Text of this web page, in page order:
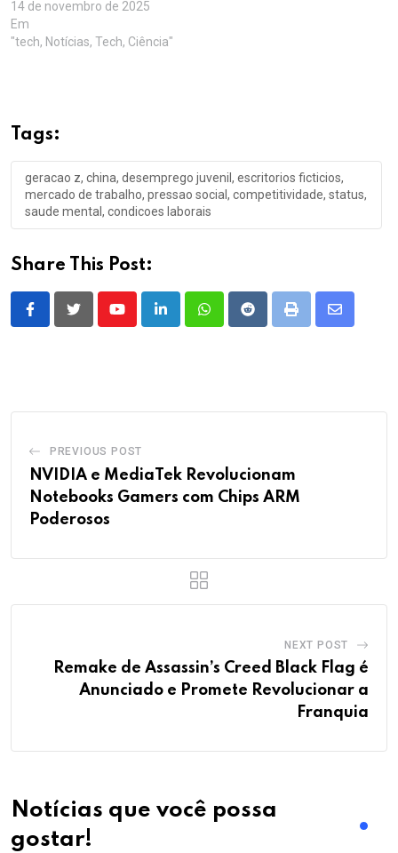
14 de novembro de 2025
Em
"tech, Notícias, Tech, Ciência"
Tags:
geracao z, china, desemprego juvenil, escritorios ficticios,
mercado de trabalho, pressao social, competitividade, status,
saude mental, condicoes laborais
Share This Post:
YoutubeLinkedInWhatsappRedditPrint
Share
PREVIOUS POST
NVIDIA e MediaTek Revolucionam
Notebooks Gamers com Chips ARM
Poderosos
NEXT POST
Remake de Assassin’s Creed Black Flag é
Anunciado e Promete Revolucionar a
Franquia
Notícias que você possa
gostar!